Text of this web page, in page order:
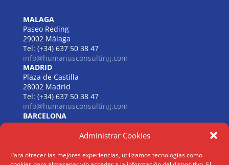
Administrar Cookies
Para ofrecer las mejores experiencias, utilizamos tecnologías como
MALAGA
Paseo Reding
29002 Málaga
Tel: (+34) 637 50 38 47
info@humanusconsulting.com
MADRID
Plaza de Castilla
28002 Madrid
Tel: (+34) 637 50 38 47
info@humanusconsulting.com
BARCELONA
Carrer de Beethoven
08021 Barcelona
info@humanusconsulting.com